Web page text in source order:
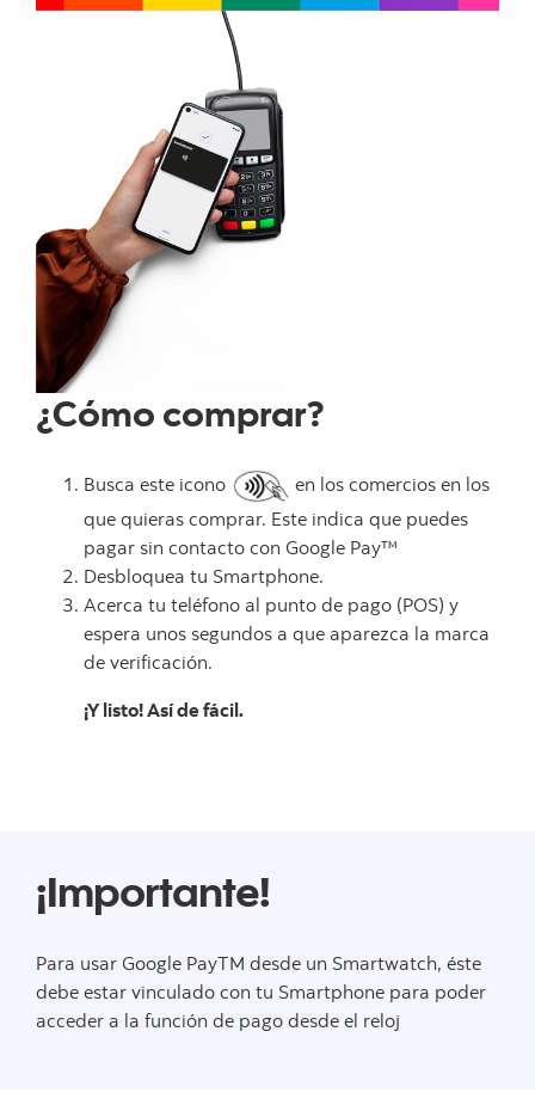
¿Cómo comprar?
Busca este icono
en los comercios en los
que quieras comprar. Este indica que puedes
pagar sin contacto con Google Pay™
Desbloquea tu Smartphone.
Acerca tu teléfono al punto de pago (POS) y
espera unos segundos a que aparezca la marca
de verificación.
¡Y listo! Así de fácil.
¡Importante!
Para usar Google PayTM desde un Smartwatch, éste
debe estar vinculado con tu Smartphone para poder
acceder a la función de pago desde el reloj